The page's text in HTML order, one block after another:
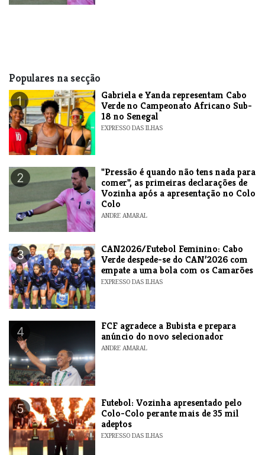
Populares na secção
1
Gabriela e Yanda representam Cabo
Verde no Campeonato Africano Sub-
18 no Senegal
EXPRESSO DAS ILHAS
2
"Pressão é quando não tens nada para
comer", as primeiras declarações de
Vozinha após a apresentação no Colo
Colo
ANDRE AMARAL
3
CAN2026/Futebol Feminino: Cabo
Verde despede-se do CAN’2026 com
empate a uma bola com os Camarões
EXPRESSO DAS ILHAS
4
FCF agradece a Bubista e prepara
anúncio do novo selecionador
ANDRE AMARAL
5
Futebol: Vozinha apresentado pelo
Colo-Colo perante mais de 35 mil
adeptos
EXPRESSO DAS ILHAS